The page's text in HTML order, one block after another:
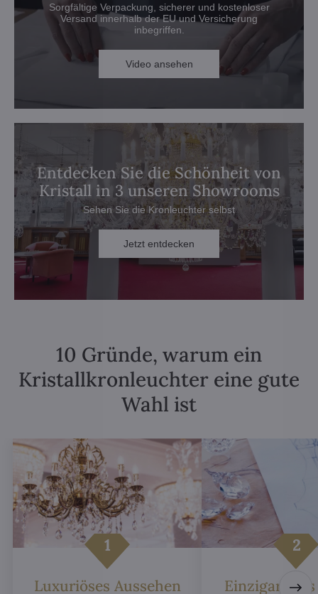
Sorgfältige Verpackung, sicherer und kostenloser
Versand innerhalb der EU und Versicherung
inbegriffen.
Video ansehen
Entdecken Sie die Schönheit von
Kristall in 3 unseren Showrooms
Sehen Sie die Kronleuchter selbst
Jetzt entdecken
10 Gründe, warum ein
Kristallkronleuchter eine gute
Wahl ist
Luxuriöses Aussehen